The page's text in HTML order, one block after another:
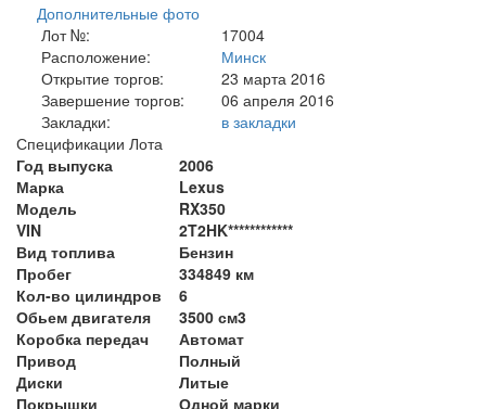
Дополнительные фото
Лот №:
17004
Расположение:
Минск
Открытие торгов:
23 марта 2016
Завершение торгов:
06 апреля 2016
Закладки:
в закладки
Спецификации Лота
Год выпуска
2006
Марка
Lexus
Модель
RX350
VIN
2T2HK************
Вид топлива
Бензин
Пробег
334849 км
Кол-во цилиндров
6
Обьем двигателя
3500 см3
Коробка передач
Автомат
Привод
Полный
Диски
Литые
Покрышки
Одной марки